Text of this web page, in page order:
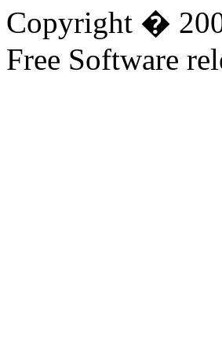
Copyright �
Free Software